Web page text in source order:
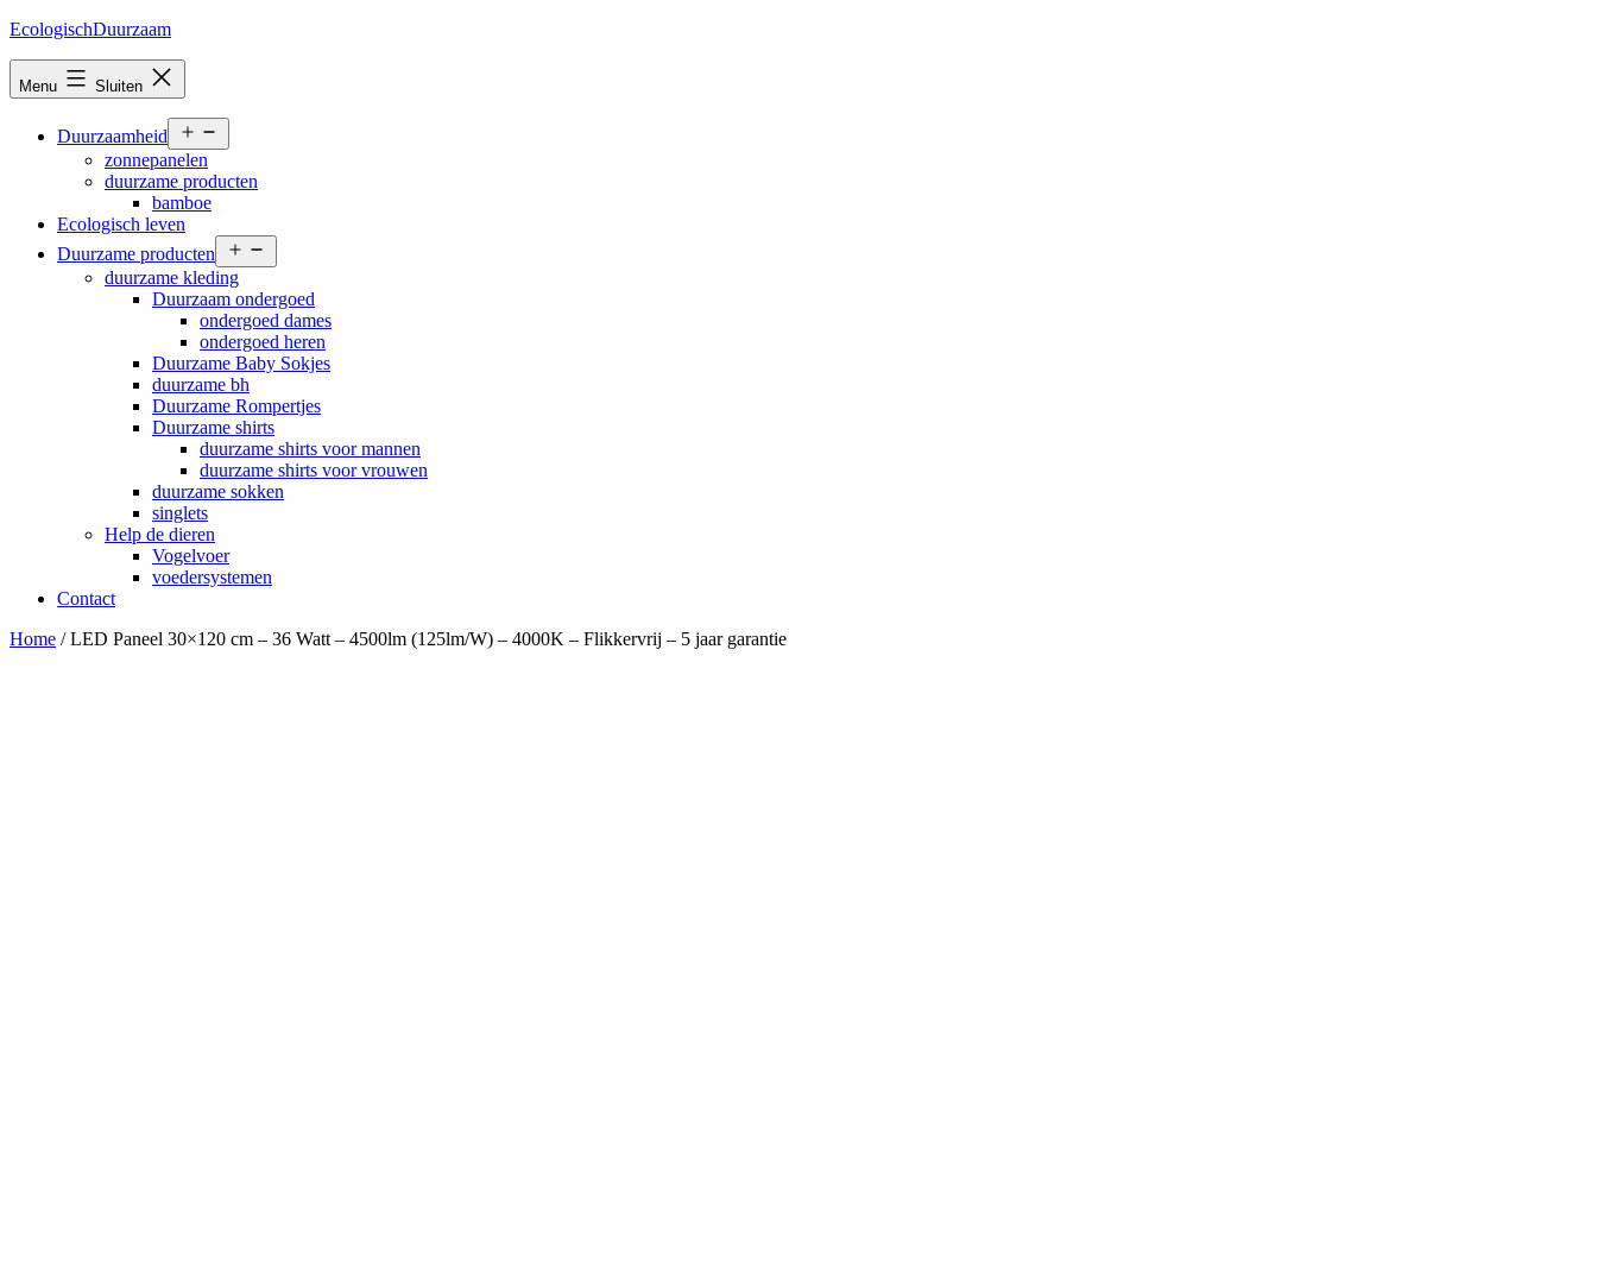
Ga
inhoud
EcologischDuurzaam
Menu Sluiten
Duurzaamheid
menu
zonnepanelen
duurzame producten
bamboe
Ecologisch leven
Duurzame producten
menu
duurzame kleding
Duurzaam ondergoed
ondergoed dames
ondergoed heren
Duurzame Baby Sokjes
duurzame bh
Duurzame Rompertjes
Duurzame shirts
duurzame shirts voor mannen
duurzame shirts voor vrouwen
duurzame sokken
singlets
Help de dieren
Vogelvoer
voedersystemen
Contact
Home / LED Paneel 30×120 cm – 36 Watt – 4500lm (125lm/W) – 4000K – Flikkervrij – 5 jaar garantie